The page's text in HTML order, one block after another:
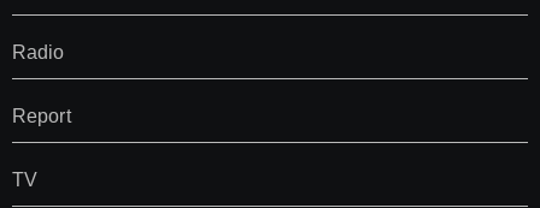
Radio
Report
TV